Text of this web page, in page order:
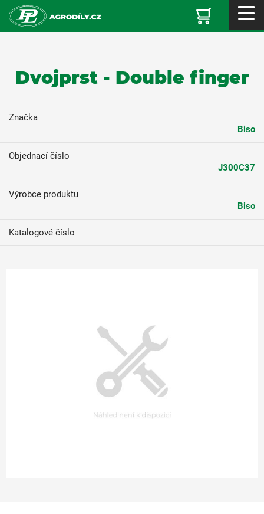
Dvojprst - Double finger
Značka
Biso
Objednací číslo
J300C37
Výrobce produktu
Biso
Katalogové číslo